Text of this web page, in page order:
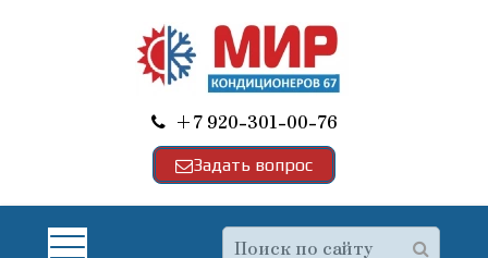
+7 920-301-00-76
Задать вопрос